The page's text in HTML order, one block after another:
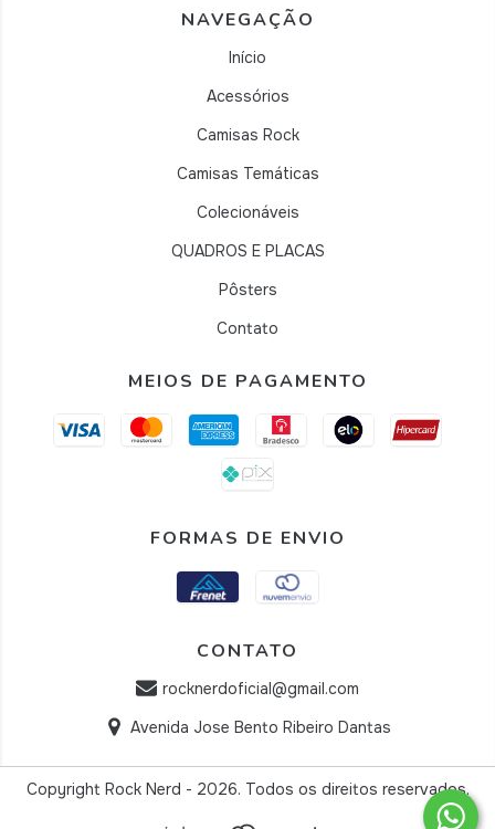
NAVEGAÇÃO
Início
Acessórios
Camisas Rock
Camisas Temáticas
Colecionáveis
QUADROS E PLACAS
Pôsters
Contato
MEIOS DE PAGAMENTO
FORMAS DE ENVIO
CONTATO
rocknerdoficial@gmail.com
Avenida Jose Bento Ribeiro Dantas
Copyright Rock Nerd - 2026. Todos os direitos reservados.